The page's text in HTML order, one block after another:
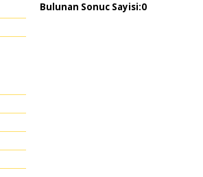
Bulunan Sonuc Sayisi:0